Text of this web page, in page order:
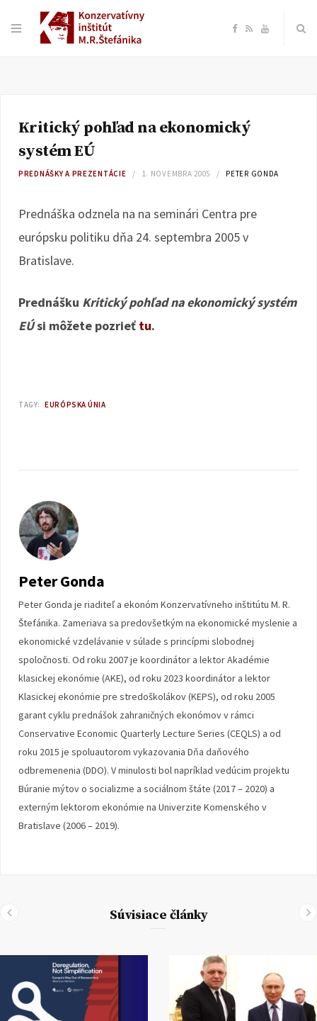
F
e
b
o
R Y
u
Kritický pohľad na ekonomický
systém EÚ
PREDNÁŠKY A PREZENTÁCIE 1. NOVEMBRA 2005 PETER GONDA
Prednáška odznela na na seminári Centra pre
európsku politiku dňa 24. septembra 2005 v
Bratislave.
Prednášku Kritický pohľad na ekonomický systém
EÚsi môžete pozrieť tu.
TAGY: EURÓPSKA ÚNIA
Peter Gonda
Peter Gonda je riaditeľ a ekonóm Konzervatívneho inštitútu M. R.
Štefánika. Zameriava sa predovšetkým na ekonomické myslenie a
ekonomické vzdelávanie v súlade s princípmi slobodnej
spoločnosti. Od roku 2007 je koordinátor a lektor Akadémie
klasickej ekonómie (AKE), od roku 2023 koordinátor a lektor
Klasickej ekonómie pre stredoškolákov (KEPS), od roku 2005
garant cyklu prednášok zahraničných ekonómov v rámci
Conservative Economic Quarterly Lecture Series (CEQLS) a od
roku 2015 je spoluautorom vykazovania Dňa daňového
odbremenenia (DDO). V minulosti bol napríklad vedúcim projektu
Búranie mýtov o socializme a sociálnom štáte (2017 – 2020) a
externým lektorom ekonómie na Univerzite Komenského v
Bratislave (2006 – 2019).
Súvisiace články